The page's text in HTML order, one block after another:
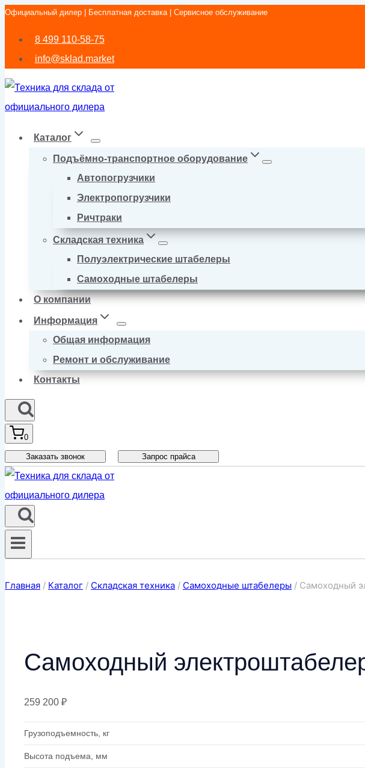
Перейти
Официальный дилер | Бесплатная доставка | Сервисное обслуживание
8 499 110-58-75
info@sklad.market
Каталог
Подъёмно-транспортное оборудование
Автопогрузчики
Электропогрузчики
Ричтраки
Складская техника
Полуэлектрические штабелеры
Самоходные штабелеры
О компании
Информация
Общая информация
Ремонт и обслуживание
Контакты
0
Заказать звонок Запрос прайса
Главная / Каталог / Складская техника / Самоходные штабелеры / Самоходный
Самоходный
259 200 ₽
Грузоподъемность, кг
Высота подъема, мм